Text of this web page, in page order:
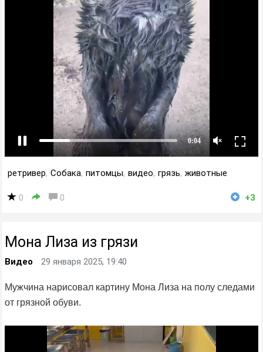
ретривер, Собака, питомцы, видео, грязь, животные
0 0 +3
Мона Лиза из грязи
Видео 29 января 2025, 19:40
Мужчина нарисовал картину Мона Лиза на полу следами
от грязной обуви.